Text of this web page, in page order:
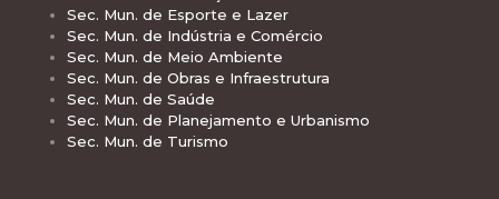
Sec. Mun. de Esporte e Lazer
Sec. Mun. de Indústria e Comércio
Sec. Mun. de Meio Ambiente
Sec. Mun. de Obras e Infraestrutura
Sec. Mun. de Saúde
Sec. Mun. de Planejamento e Urbanismo
Sec. Mun. de Turismo